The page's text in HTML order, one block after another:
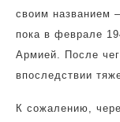
своим названием
пока в феврале
Армией. После
впоследствии
К сожалению,